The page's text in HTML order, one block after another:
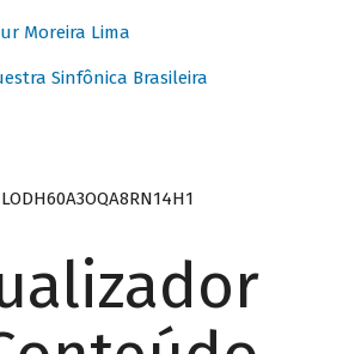
Moreira Lima
Sinfônica Brasileira